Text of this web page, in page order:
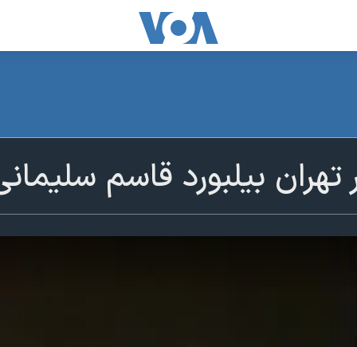
بیلبورد قاسم